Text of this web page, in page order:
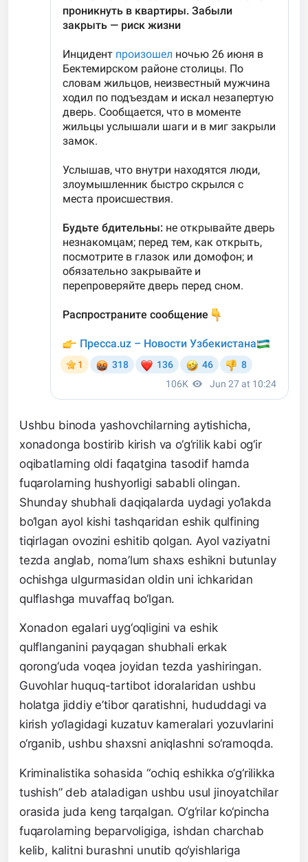
Ushbu binoda yashovchilarning aytishicha,
xonadonga bostirib kirish va o‘g‘rilik kabi og‘ir
oqibatlarning oldi faqatgina tasodif hamda
fuqarolarning hushyorligi sababli olingan.
Shunday shubhali daqiqalarda uydagi yo‘lakda
bo‘lgan ayol kishi tashqaridan eshik qulfining
tiqirlagan ovozini eshitib qolgan. Ayol vaziyatni
tezda anglab, noma’lum shaxs eshikni butunlay
ochishga ulgurmasidan oldin uni ichkaridan
qulflashga muvaffaq bo‘lgan.
Xonadon egalari uyg‘oqligini va eshik
qulflanganini payqagan shubhali erkak
qorong‘uda voqea joyidan tezda yashiringan.
Guvohlar huquq-tartibot idoralaridan ushbu
holatga jiddiy e’tibor qaratishni, hududdagi va
kirish yo‘lagidagi kuzatuv kameralari yozuvlarini
o‘rganib, ushbu shaxsni aniqlashni so‘ramoqda.
Kriminalistika sohasida “ochiq eshikka o‘g‘rilikka
tushish” deb ataladigan ushbu usul jinoyatchilar
orasida juda keng tarqalgan. O‘g‘rilar ko‘pincha
fuqarolarning beparvoligiga, ishdan charchab
kelib, kalitni burashni unutib qo‘yishlariga